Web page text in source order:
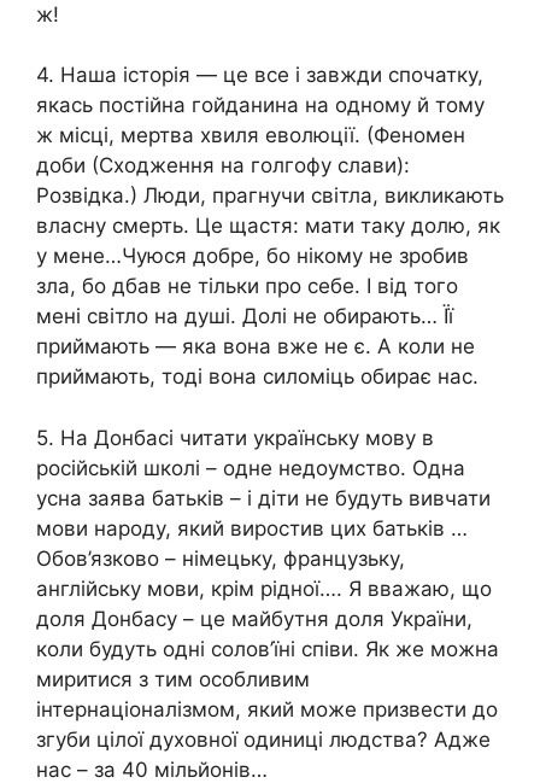
ж!
4. Наша історія — це все і завжди спочатку,
якась постійна гойданина на одному й тому
ж місці, мертва хвиля еволюції. (Феномен
доби (Сходження на голгофу слави):
Розвідка.) Люди, прагнучи світла, викликають
власну смeрть. Це щастя: мати таку долю, як
у мене…Чуюся добре, бо нікому не зробив
зла, бо дбав не тільки про себе. І від того
мені світло на душі. Долі не обирають… Її
приймають — яка вона вже не є. А коли не
приймають, тоді вона силоміць обирає нас.
5. На Донбасі читати українську мову в
російській школі – одне недоумство. Одна
усна заява батьків – і діти не будуть вивчати
мови народу, який виростив цих батьків …
Обов’язково – німецьку, французьку,
англійську мови, крім рідної…. Я вважаю, що
доля Донбасу – це майбутня доля України,
коли будуть одні солов’їні співи. Як же можна
миритися з тим особливим
інтернаціоналізмом, який може призвести до
згуби цілої духовної одиниці людства? Адже
нас – за 40 мільйонів…